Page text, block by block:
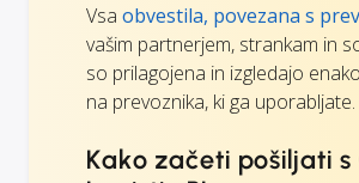
Vsa obvestila, povezana s
vašim partnerjem, strankam in
so prilagojena in izgledajo
na prevoznika, ki ga uporabljate.
Kako začeti pošiljati s